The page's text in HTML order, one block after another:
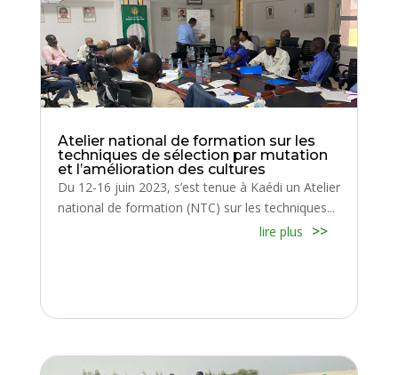
Atelier national de formation sur les
techniques de sélection par mutation
et l’amélioration des cultures
Du 12-16 juin 2023, s’est tenue à Kaédi un Atelier
national de formation (NTC) sur les techniques...
lire plus